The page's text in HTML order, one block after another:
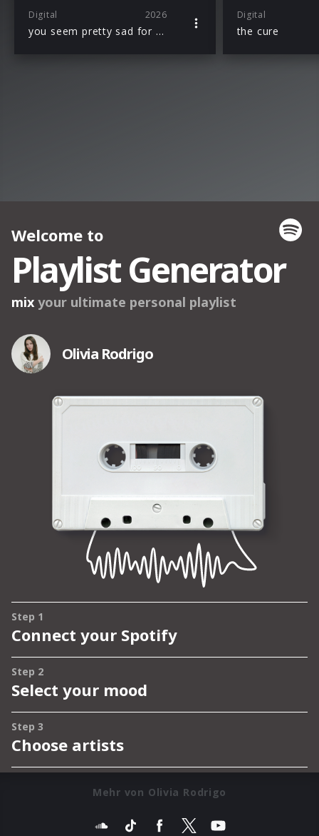
Digital 2026
you seem pretty sad for a girl so in love
Digital
the cure
Mehr von Olivia Rodrigo